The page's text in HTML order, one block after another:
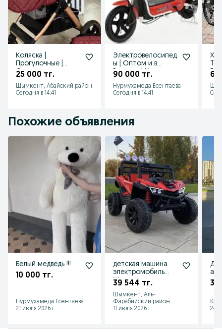
Коляска |
Прогулочные |
Оптом и в розницу
25 000 тг.
Шымкент, Абайский район
Сегодня в 14:41
Электровелосипед
ы | Оптом и в
Розницу | Хит
90 000 тг.
Нурмухамеда Есентаева
Сегодня в 14:41
60
Похожие объявления
Белый медведь !!!
10 000 тг.
Нурмухамеда Есентаева
21 июля 2026 г.
детская машина
электромобиль
Шымкент
39 544 тг.
Шымкент, Аль-
Фарабийский район
11 июля 2026 г.
атр
35
24